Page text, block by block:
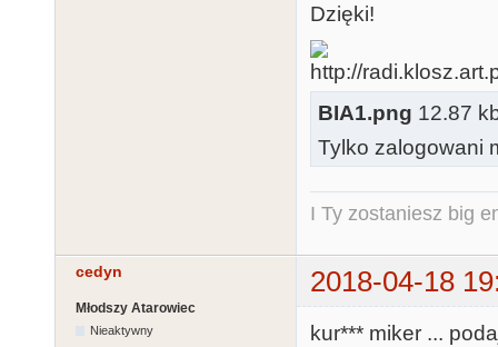
Dzięki!
BIA1.png 12.87
Tylko zalogowani
I Ty zostaniesz big
cedyn 2018-04-18
Młodszy Atarowiec
Nieaktywny
kur*** miker ...